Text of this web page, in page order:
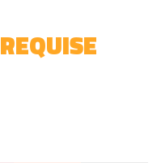
REQUISE